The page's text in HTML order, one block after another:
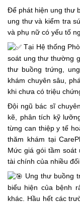
Để phát hiện ung thư
ung thư và kiểm tra
và phụ nữ có yếu tố
Tại Hệ thống
soát ung thư thường
thư buồng trứng,
khám chuyên sâu,
khi chưa có triệu
Đội ngũ bác sĩ
kẽ, phân tích kỹ
từng can thiệp y tế
thăm khám tại
Mức giá gói tầm soát
tài chính của nhiều
Ung thư buồng
biểu hiện của bệnh
khác. Hầu hết các